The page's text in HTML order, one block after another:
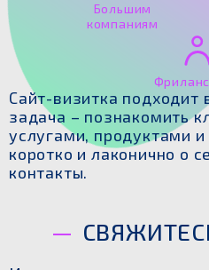
Большим
компаниям
Сайт-визитка подходит
задача – познакомить
услугами, продуктами
коротко и лаконично о
контакты.